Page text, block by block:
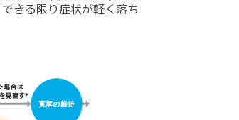
きる限り症状が軽く落ち